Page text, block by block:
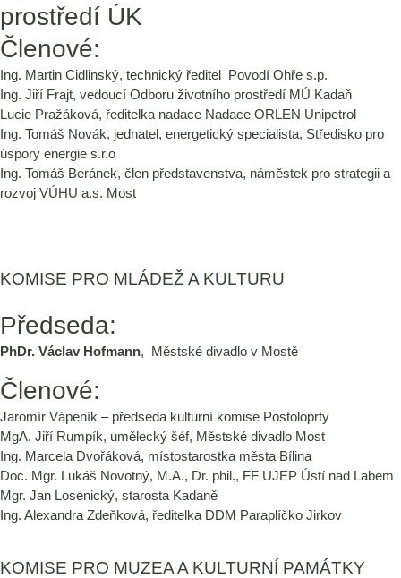
prostředí ÚK
Členové:
Ing. Martin Cidlinský, technický ředitel Povodí Ohře s.p.
Ing. Jiří Frajt, vedoucí Odboru životního prostředí MÚ Kadaň
Lucie Pražáková, ředitelka nadace Nadace ORLEN Unipetrol
Ing. Tomáš Novák, jednatel, energetický specialista, Středisko pro
úspory energie s.r.o
Ing. Tomáš Beránek, člen představenstva, náměstek pro strategii a
rozvoj VÚHU a.s. Most
KOMISE PRO MLÁDEŽ A KULTURU
Předseda:
PhDr. Václav Hofmann, Městské divadlo v Mostě
Členové:
Jaromír Vápeník – předseda kulturní komise Postoloprty
MgA. Jiří Rumpík, umělecký šéf, Městské divadlo Most
Ing. Marcela Dvořáková, místostarostka města Bílina
Doc. Mgr. Lukáš Novotný, M.A., Dr. phil., FF UJEP Ústí nad Labem
Mgr. Jan Losenický, starosta Kadaně
Ing. Alexandra Zdeňková, ředitelka DDM Paraplíčko Jirkov
KOMISE PRO MUZEA A KULTURNÍ PAMÁTKY